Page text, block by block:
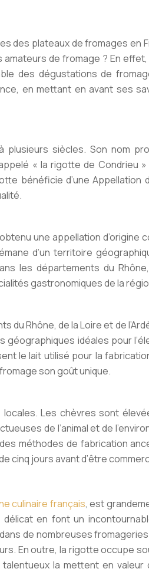
des plateaux de fromages en
de fromage ? En
des dégustations de
en mettant en avant ses
siècles. Son nom
« la rigotte de Condrieu
bénéficie d’une Appellation
une appellation d’origine
d’un territoire
les départements du
gastronomiques de la
Rhône, de la Loire et de
idéales pour
le lait utilisé pour la
son goût unique.
Les chèvres sont
de l’animal et de
méthodes de fabrication
cinq jours avant d’être
culinaire français, est
en font un
de nombreuses
En outre, la rigotte occupe
la mettent en